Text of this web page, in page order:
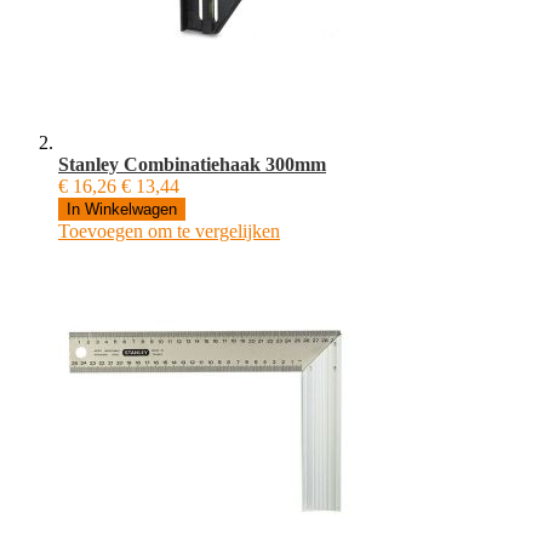
Stanley Combinatiehaak 300mm
€ 16,26 € 13,44
In Winkelwagen
Toevoegen om te vergelijken